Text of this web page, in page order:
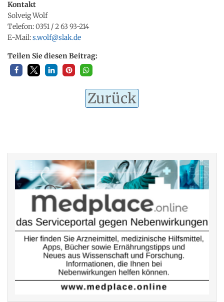
Kontakt
Solveig Wolf
Telefon: 0351 / 2 63 93-214
E-Mail:s.wolf@slak.de
Teilen Sie diesen Beitrag:
Zurück